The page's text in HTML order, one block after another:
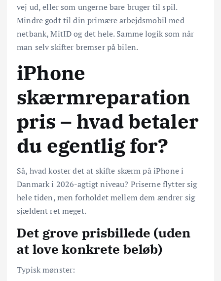
vej ud, eller som ungerne bare bruger til spil.
Mindre godt til din primære arbejdsmobil med
netbank, MitID og det hele. Samme logik som når
man selv skifter bremser på bilen.
iPhone
skærmreparation
pris – hvad betaler
du egentlig for?
Så, hvad koster det at skifte skærm på iPhone i
Danmark i 2026-agtigt niveau? Priserne flytter sig
hele tiden, men forholdet mellem dem ændrer sig
sjældent ret meget.
Det grove prisbillede (uden
at love konkrete beløb)
Typisk mønster: